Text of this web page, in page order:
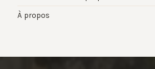
À propos